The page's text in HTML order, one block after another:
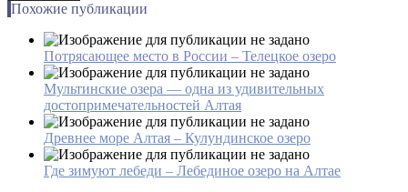
Похожие публикации
Потрясающее место в России – Телецкое озеро
Мультинские озера — одна из удивительных
достопримечательностей Алтая
Древнее море Алтая – Кулундинское озеро
Где зимуют лебеди – Лебединое озеро на Алтае